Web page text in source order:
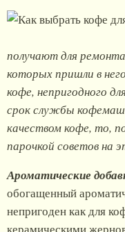
получают для
которых пришли в
кофе, непригодного
срок службы
качеством кофе, то,
парочкой советов на
Ароматические
обогащенный
непригоден как для